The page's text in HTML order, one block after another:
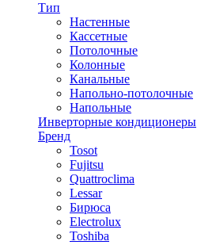
Тип
Настенные
Кассетные
Потолочные
Колонные
Канальные
Напольно-потолочные
Напольные
Инверторные кондиционеры
Бренд
Tosot
Fujitsu
Quattroclima
Lessar
Бирюса
Electrolux
Toshiba